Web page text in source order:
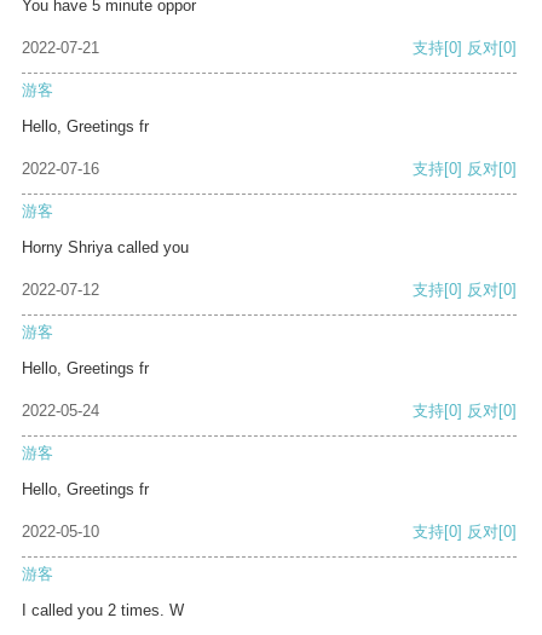
You have 5 minute oppor
2022-07-21 支持[0] 反对[0]
游客
Hello, Greetings fr
2022-07-16 支持[0] 反对[0]
游客
Horny Shriya called you
2022-07-12 支持[0] 反对[0]
游客
Hello, Greetings fr
2022-05-24 支持[0] 反对[0]
游客
Hello, Greetings fr
2022-05-10 支持[0] 反对[0]
游客
I called you 2 times. W